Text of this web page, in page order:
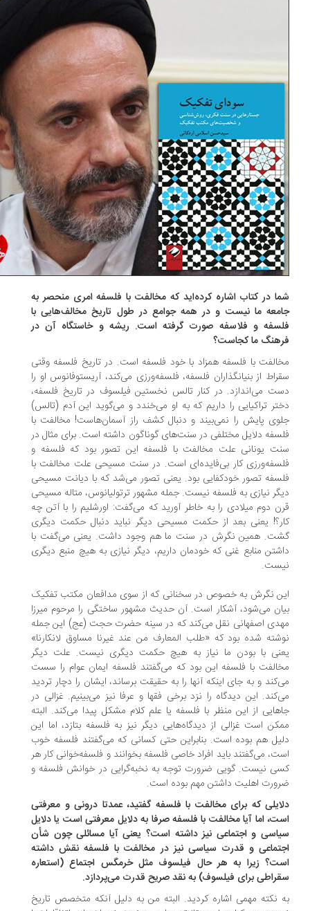
در کتاب اشاره کرده‌اید که مخالفت با فلسفه ‌امری منحصر به
ما نیست و در همه جوامع در طول تاریخ مخالف‌هایی با
و فلاسفه صورت گرفته است. ریشه و خاستگاه آن در
ما کجاست؟
با فلسفه همزاد با خود فلسفه است. در تاریخ فلسفه وقتی
از بنیانگذاران فلسفه، فلسفه‌ورزی می‌کند، آریستوفانوس او را
می‌اندازد. در کنار تالس نخستین فیلسوف در تاریخ فلسفه،
تراکیایی را داریم که به او می‌خندد و می‌گوید این آدم (تالس)
پایش را نمی‌بیند و دنبال کشف راز آسمان‌هاست! مخالفت با
دلایل مختلفی در سنت‌های گوناگون داشته است. برای مثال در
یونانی علت مخالفت با فلسفه این تصور بود که فلسفه و
کار بی‌فایده‌ای است. در سنت مسیحی علت مخالفت با
تصور خودکفایی بود. یعنی تصور می‌شد که با دیانت مسیحی
نیازی به فلسفه نیست. جمله مشهور ترتولیانوس، متاله مسیحی
دوم میلادی را به خاطر آورید که می‌گفت: اورشلیم را با آتن چه
یعنی بعد از حکمت مسیحی دیگر نباید دنبال حکمت دیگری
همین نگرش در سنت ما هم وجود داشت. یعنی می‌گفت با
منابع غنی که خودمان داریم، دیگر نیازی به هیچ منبع دیگری
نگرش به خصوص در سخنانی که از سوی مدافعان مکتب تفکیک
می‌شود، آشکار است. آن حدیث مشهور ساختگی را مرحوم میرزا
اصفهانی نقل می‌کند که در سینه حضرت حجت (عج) این جمله
شده بود که «طلب المعارف من عند غیرنا مساوق لانکارنا»
با بودن ما نیاز به هیچ حکمت دیگری نیست. علت دیگر
با فلسفه‌ این بود که می‌گفتند فلسفه‌ ایمان عوام را سست
و به جای اینکه آنها را به حقیقت برساند، ایشان را دچار تردید
این دیدگاه را نزد برخی فقها و عرفا نیز می‌بینیم. غزالی در
از این منظر با فلسفه یا علم کلام مشکل پیدا می‌کند. البته
است غزالی از دیدگاه‌هایی دیگر نیز به فلسفه بتازد، اما این
هم بوده است. بنابراین حتی کسانی که می‌گفتند فلسفه خوب
می‌گفتند باید افراد خاصی فلسفه بخوانند و فلسفه‌خوانی کار هر
نیست. گویی ضرورت توجه به نخبه‌گرایی در خوانش فلسفه و
اهلیت داشتن مهم بوده است.
که برای مخالفت با فلسفه گفتید، عمدتا درونی و معرفتی
اما آیا مخالفت با فلسفه صرفا به دلایل معرفتی است یا دلایل
و اجتماعی نیز داشته است؟ یعنی آیا مسائلی چون شأن
و قدرت سیاسی نیز در مخالفت با فلسفه نقش داشته
زیرا به هر حال فیلسوف مثل خرمگس اجتماع (استعاره
برای فیلسوف) به نقد صریح قدرت می‌پردازد.
نکته مهمی‌ اشاره کردید. البته من به دلیل آنکه متخصص تاریخ